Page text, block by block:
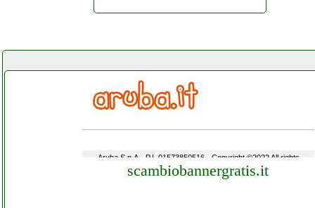
scambiobannergratis.it